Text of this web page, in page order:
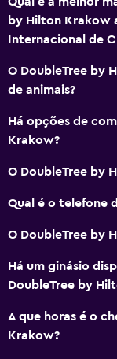
Cafetaria
Restaurante
Pequeno-almoço
Massagem
Spa
Hidromassagem
Sauna
by Hilton Krakow
Internacional de
O DoubleTree by
de animais?
Há opções de
Krakow?
O DoubleTree by
Qual é o telefone
O DoubleTree by
Há um ginásio
DoubleTree by
A que horas é o
Krakow?